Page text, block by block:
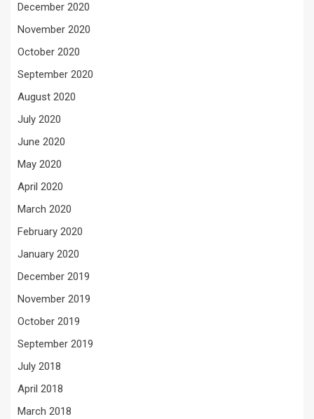
December 2020
November 2020
October 2020
September 2020
August 2020
July 2020
June 2020
May 2020
April 2020
March 2020
February 2020
January 2020
December 2019
November 2019
October 2019
September 2019
July 2018
April 2018
March 2018